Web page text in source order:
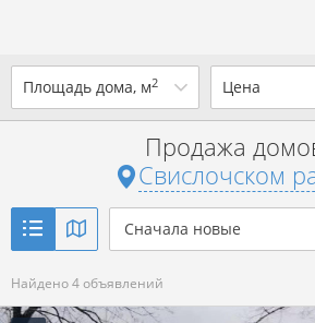
Площадь дома, м2
до
Показать 4 объявления
Цена
от
р. за всё
Показать 4
Продажа
Свислочском
Сначала новые
Найдено 4 объявлений
Ваш город - district
Да Выбрать